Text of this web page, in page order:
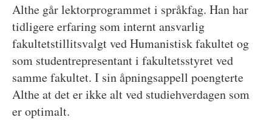
Althe går lektorprogrammet i språkfag. Han har
tidligere erfaring som internt ansvarlig
fakultetstillitsvalgt ved Humanistisk fakultet og
som studentrepresentant i fakultetsstyret ved
samme fakultet. I sin åpningsappell poengterte
Althe at det er ikke alt ved studiehverdagen som
er optimalt.